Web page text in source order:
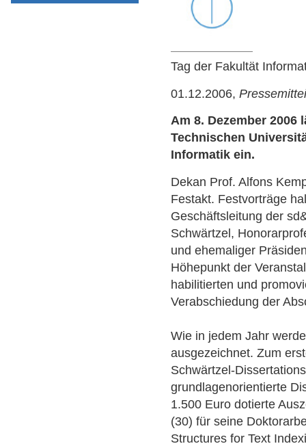
Tag der Fakultät
01.12.2006,
Am 8. Dezember
Technischen
Informatik ein.
Dekan Prof. Alfons
Festakt. Festvorträge
Geschäftsleitung der
Schwärtzel,
und ehemaliger
Höhepunkt der
habilitierten und
Verabschiedung der
Wie in jedem Jahr
ausgezeichnet. Zum
Schwärtzel-
grundlagenorientierte
1.500 Euro dotierte
(30) für seine
Structures for Text